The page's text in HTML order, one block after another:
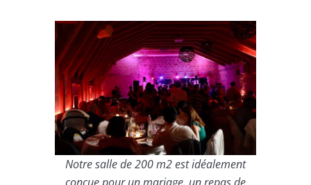
Notre salle de 200 m2 est idéalement